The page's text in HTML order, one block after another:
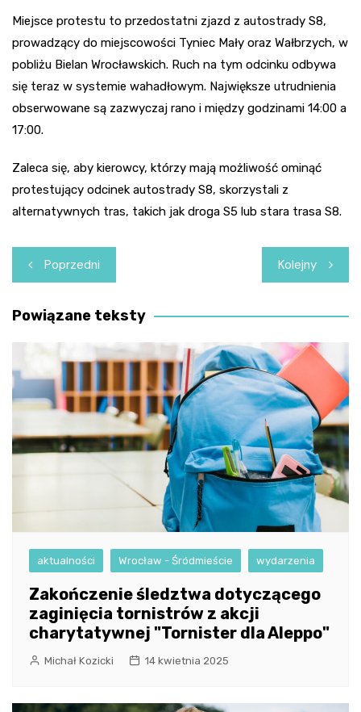
Miejsce protestu to przedostatni zjazd z autostrady S8,
prowadzący do miejscowości Tyniec Mały oraz Wałbrzych, w
pobliżu Bielan Wrocławskich. Ruch na tym odcinku odbywa
się teraz w systemie wahadłowym. Największe utrudnienia
obserwowane są zazwyczaj rano i między godzinami 14:00 a
17:00.
Zaleca się, aby kierowcy, którzy mają możliwość ominąć
protestujący odcinek autostrady S8, skorzystali z
alternatywnych tras, takich jak droga S5 lub stara trasa S8.
Nawigacja
wpisu
Poprzedni Kolejny
Powiązane teksty
aktualności Wrocław - Śródmieście wydarzenia
Zakończenie śledztwa dotyczącego
zaginięcia tornistrów z akcji
charytatywnej "Tornister dla Aleppo"
Michał Kozicki 14 kwietnia 2025